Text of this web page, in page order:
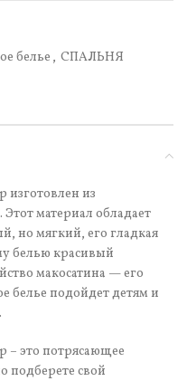
белье , СПАЛЬНЯ
изготовлен из
Этот материал обладает
но мягкий, его гладкая
белью красивый
макосатина — его
белье подойдет детям и
– это потрясающее
подберете свой